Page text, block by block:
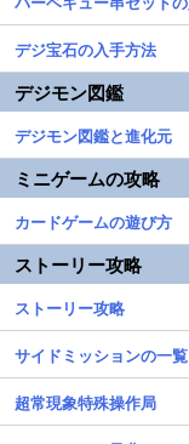
デジ宝石の入手方法
デジモン図鑑
デジモン図鑑と進化元
ミニゲームの攻略
カードゲームの遊び方
ストーリー攻略
ストーリー攻略
サイドミッションの一覧
超常現象特殊操作局